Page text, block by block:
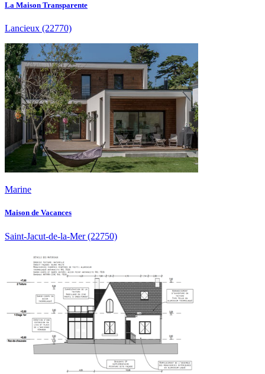
La Maison Transparente
Lancieux (22770)
Marine
Maison de Vacances
Saint-Jacut-de-la-Mer(22750)